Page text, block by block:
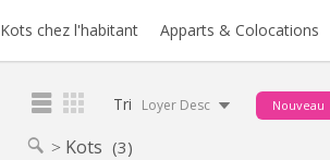
Kots chez l'habitant Apparts & Colocations
Tri Loyer Desc Nouveau
Kots (3)